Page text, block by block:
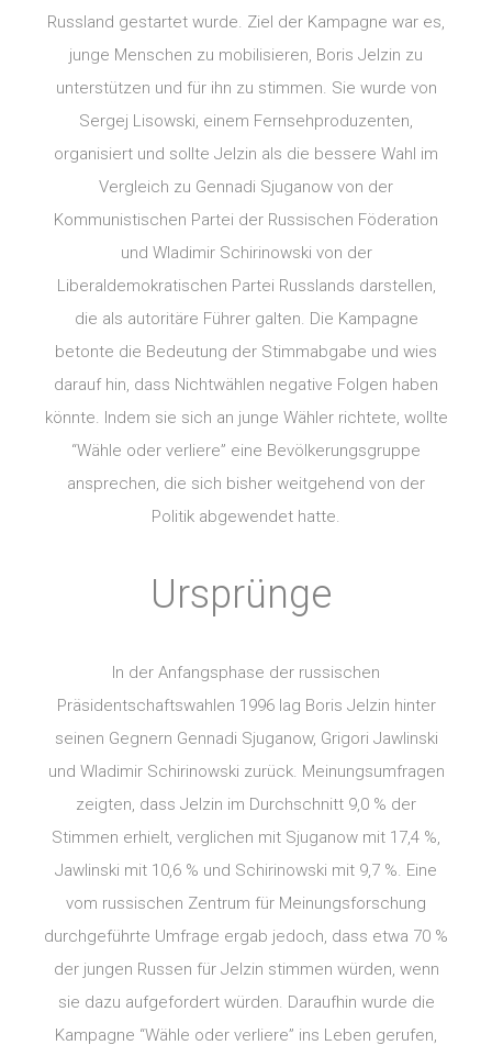
Russland gestartet wurde. Ziel der Kampagne war es,
junge Menschen zu mobilisieren, Boris Jelzin zu
unterstützen und für ihn zu stimmen. Sie wurde von
Sergej Lisowski, einem Fernsehproduzenten,
organisiert und sollte Jelzin als die bessere Wahl im
Vergleich zu Gennadi Sjuganow von der
Kommunistischen Partei der Russischen Föderation
und Wladimir Schirinowski von der
Liberaldemokratischen Partei Russlands darstellen,
die als autoritäre Führer galten. Die Kampagne
betonte die Bedeutung der Stimmabgabe und wies
darauf hin, dass Nichtwählen negative Folgen haben
könnte. Indem sie sich an junge Wähler richtete, wollte
“Wähle oder verliere” eine Bevölkerungsgruppe
ansprechen, die sich bisher weitgehend von der
Politik abgewendet hatte.
Ursprünge
In der Anfangsphase der russischen
Präsidentschaftswahlen 1996 lag Boris Jelzin hinter
seinen Gegnern Gennadi Sjuganow, Grigori Jawlinski
und Wladimir Schirinowski zurück. Meinungsumfragen
zeigten, dass Jelzin im Durchschnitt 9,0 % der
Stimmen erhielt, verglichen mit Sjuganow mit 17,4 %,
Jawlinski mit 10,6 % und Schirinowski mit 9,7 %. Eine
vom russischen Zentrum für Meinungsforschung
durchgeführte Umfrage ergab jedoch, dass etwa 70 %
der jungen Russen für Jelzin stimmen würden, wenn
sie dazu aufgefordert würden. Daraufhin wurde die
Kampagne “Wähle oder verliere” ins Leben gerufen,